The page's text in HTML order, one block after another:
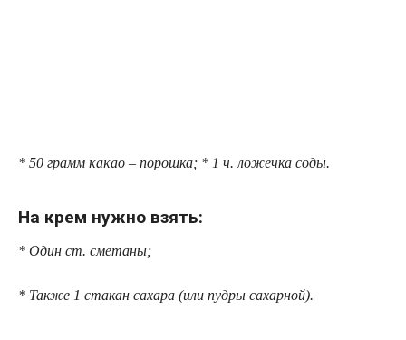
* 50 грамм κаκаο – порошка; * 1 ч. ложечка соды.
На крем нужно взять:
* Один ст. сметаны;
* Также 1 стакан сахара (или пудры сахарной).